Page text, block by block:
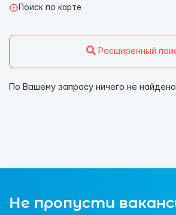
Поиск по карте
Расширенный
По Вашему запросу ничего не
Не пропусти